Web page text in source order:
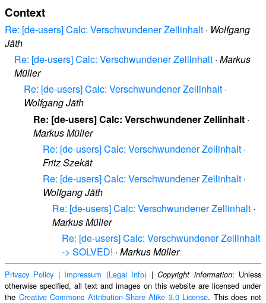
Context
Re: [de-users] Calc: Verschwundener Zellinhalt · Wolfgang
Jäth
Re: [de-users] Calc: Verschwundener Zellinhalt · Markus
Müller
Re: [de-users] Calc: Verschwundener Zellinhalt ·
Wolfgang Jäth
Re: [de-users] Calc: Verschwundener Zellinhalt ·
Markus Müller
Re: [de-users] Calc: Verschwundener Zellinhalt ·
Fritz Szekät
Re: [de-users] Calc: Verschwundener Zellinhalt ·
Wolfgang Jäth
Re: [de-users] Calc: Verschwundener Zellinhalt ·
Markus Müller
Re: [de-users] Calc: Verschwundener Zellinhalt
-> SOLVED! · Markus Müller
Privacy Policy | Impressum (Legal Info) |Copyright information: Unless
otherwise specified, all text and images on this website are licensed under
the Creative Commons Attribution-Share Alike 3.0 License. This does not